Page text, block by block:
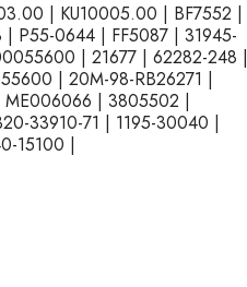
| KU10005.00 | BF7552 |
P55-0644 | FF5087 | 31945-
| 21677 | 62282-248 |
| 20M-98-RB26271 |
| 3805502 |
33910-71 | 1195-30040 |
15100 |